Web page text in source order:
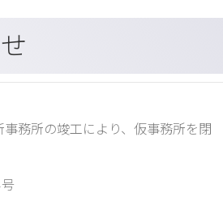
務所の竣工により、仮事務所を閉